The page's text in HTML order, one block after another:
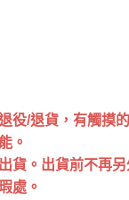
役/退貨，有觸摸
。
貨。出貨前不再另
處。